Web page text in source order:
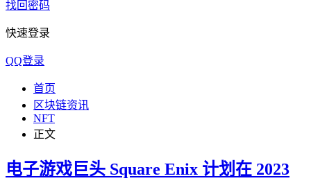
找回密码
快速登录
QQ登录
首页
区块链资讯
NFT
正文
电子游戏巨头 Square Enix 计划在 2023